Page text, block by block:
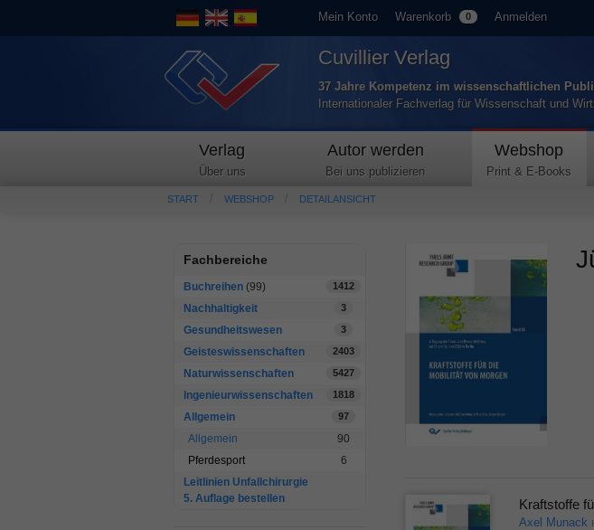
Mein Konto Warenkorb 0 Anmelden
Cuvillier Verlag
37 Jahre Kompetenz im wissenschaftlichen
Internationaler Fachverlag für Wissenschaft und
Verlag
Über uns
Autor werden
Bei uns publizieren
Webshop
Print & E-Books
START WEBSHOP DETAILANSICHT
Fachbereiche
Buchreihen (99) 1412
Nachhaltigkeit 3
Gesundheitswesen 3
Geisteswissenschaften 2403
Naturwissenschaften 5427
Ingenieurwissenschaften 1818
Allgemein 97
Allgemein
90
Pferdesport
6
Leitlinien Unfallchirurgie
5. Auflage bestellen
Kraftstoffe
Axel Munack